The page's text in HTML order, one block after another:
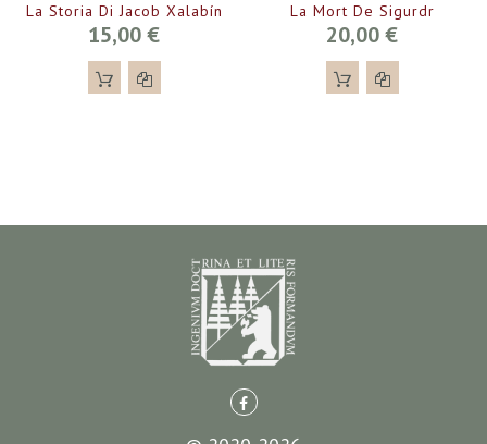
La Storia Di Jacob Xalabín
15,00 €
La Mort De Sigurdr
20,00 €